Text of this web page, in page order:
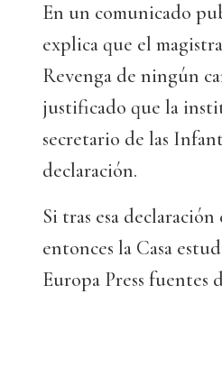
En un comunicado
explica que el
Revenga de ningún
justificado que la
secretario de las
declaración.
Si tras esa
entonces la Casa
Europa Press fuentes